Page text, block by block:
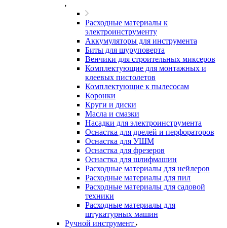
Расходные материалы к
электроинструменту
Аккумуляторы для инструмента
Биты для шуруповерта
Венчики для строительных миксеров
Комплектующие для монтажных и
клеевых пистолетов
Комплектующие к пылесосам
Коронки
Круги и диски
Масла и смазки
Насадки для электроинструмента
Оснастка для дрелей и перфораторов
Оснастка для УШМ
Оснастка для фрезеров
Оснастка для шлифмашин
Расходные материалы для нейлеров
Расходные материалы для пил
Расходные материалы для садовой
техники
Расходные материалы для
штукатурных машин
Ручной инструмент